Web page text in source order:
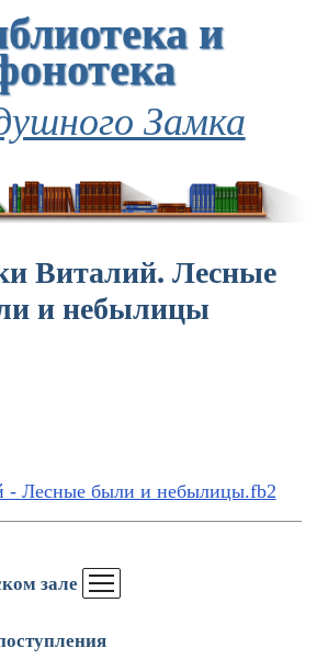
и
Замка
зале
Виталий. Лесные
и небылицы
- Лесные были и небылицы.fb2